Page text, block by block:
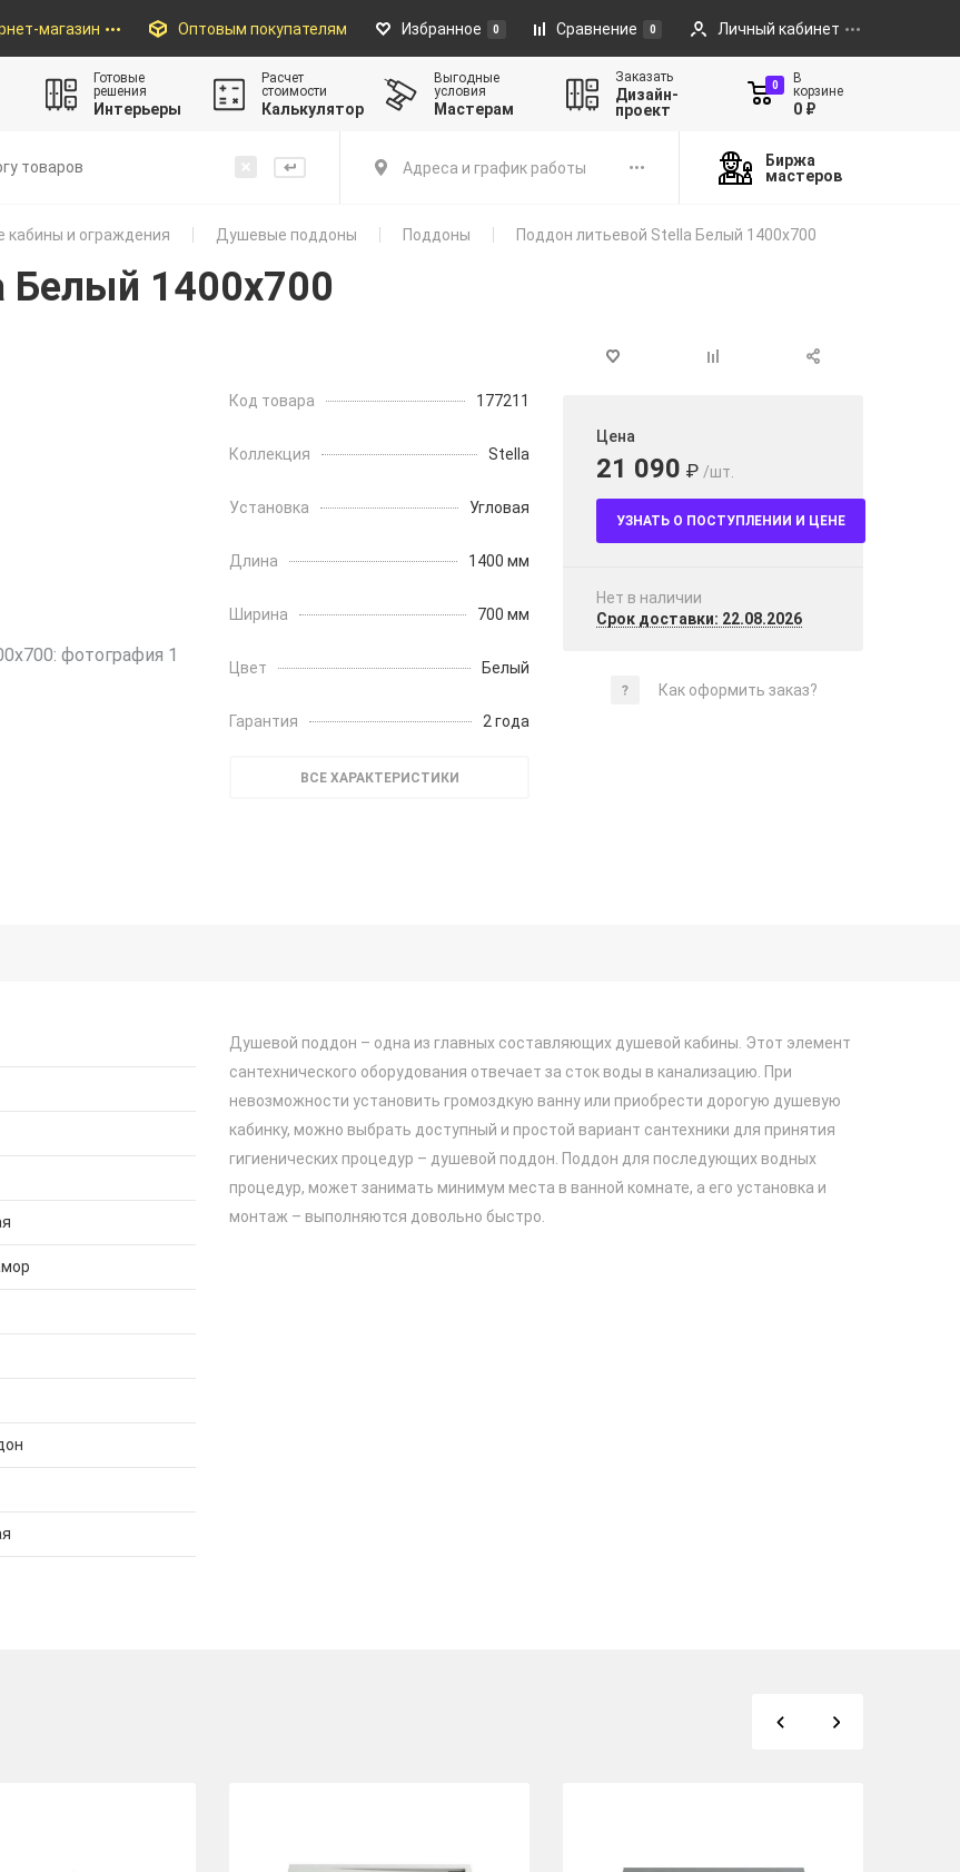
магазин Оптовым покупателям Избранное 0 Сравнение 0 Личный кабинет
Готовые
решения
Интерьеры
Расчет
стоимости
Калькулятор
Выгодные
условия
Мастерам
Заказать
Дизайн-
проект
0
В
корзине
0 ₽
Адреса и график работы
Биржа
мастеров
кабины и ограждения Душевые поддоны Поддоны Поддон литьевой Stella Белый 1400x700
Белый 1400x700
Код товара 177211
Коллекция Stella
Установка Угловая
Длина 1400 мм
Ширина 700 мм
Цвет Белый
Гарантия 2 года
ВСЕ ХАРАКТЕРИСТИКИ
Цена
21 090 ₽ /шт.
УЗНАТЬ О ПОСТУПЛЕНИИ И ЦЕНЕ
Нет в наличии
Срок доставки: 22.08.2026
Как оформить заказ?
Душевой поддон – одна из главных составляющих душевой кабины. Этот элемент
сантехнического оборудования отвечает за сток воды в канализацию. При
невозможности установить громоздкую ванну или приобрести дорогую душевую
кабинку, можно выбрать доступный и простой вариант сантехники для принятия
гигиенических процедур – душевой поддон. Поддон для последующих водных
процедур, может занимать минимум места в ванной комнате, а его установка и
монтаж – выполняются довольно быстро.